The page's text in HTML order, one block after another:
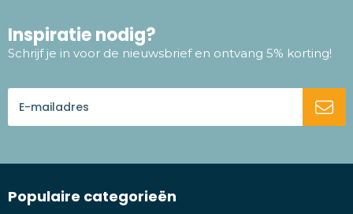
Inspiratie nodig?
Schrijf je in voor de nieuwsbrief en ontvang 5% korting!
Populaire categorieën